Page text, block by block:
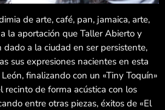
de arte, café, pan, jamaica, arte,
la aportación que Taller Abierto y
dado a la ciudad en ser persistente,
sus expresiones nacientes en esta
finalizando con un «Tiny Toquín»
recinto de forma acústica con los
entre otras piezas, éxitos de «El